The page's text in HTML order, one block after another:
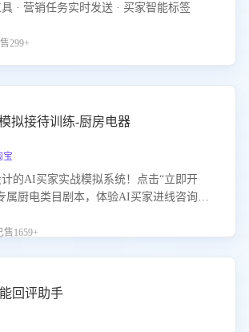
· 营销任务实时发送 · 买家智能标签
299+
拟接待训练-厨房电器
的AI买家实战模拟系统！点击“立即开
属厨电类目剧本，体验AI买家进线咨询真
售1659+
回评助手